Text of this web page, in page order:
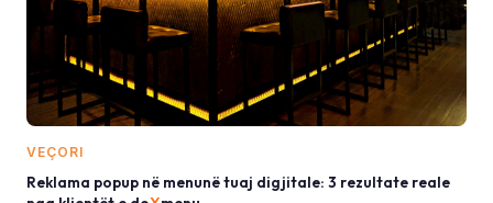
VEÇORI
Reklama popup në menunë tuaj digjitale: 3 rezultate reale